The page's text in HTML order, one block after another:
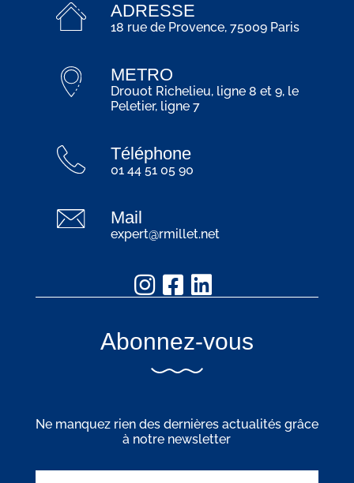
ADRESSE
18 rue de Provence, 75009 Paris
METRO
Drouot Richelieu, ligne 8 et 9, le
Peletier, ligne 7
Téléphone
01 44 51 05 90
Mail
expert@rmillet.net
Abonnez-vous
Ne manquez rien des dernières actualités grâce
à notre newsletter